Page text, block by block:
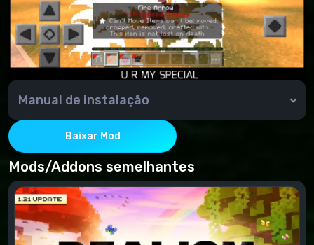
Manual de instalação
Notas de instalação.
Não se esqueça de ligar o jogo experimental.
Baixar Mod
Mods/Addons semelhantes